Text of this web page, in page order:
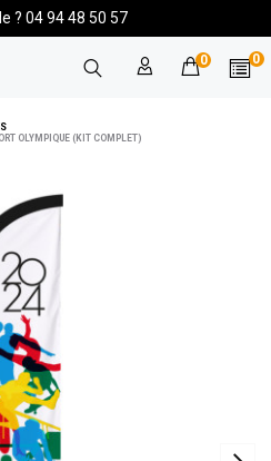
? 04 94 48 50 57
0 0
OLYMPIQUE (KIT COMPLET)